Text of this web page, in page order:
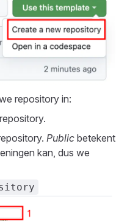
repository in:
Public betekent
kan, dus we